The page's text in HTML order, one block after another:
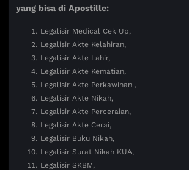
yang bisa di Apostille:
Legalisir Medical Cek Up,
Legalisir Akte Kelahiran,
Legalisir Akte Lahir,
Legalisir Akte Kematian,
Legalisir Akte Perkawinan ,
Legalisir Akte Nikah,
Legalisir Akte Perceraian,
Legalisir Akte Cerai,
Legalisir Buku Nikah,
Legalisir Surat Nikah KUA,
Legalisir SKBM,